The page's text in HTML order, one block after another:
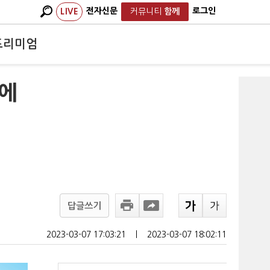
LIVE 전자신문 커뮤니티 함께 로그인
리미엄
답글쓰기
2023-03-07 17:03:21 2023-03-07 18:02:11